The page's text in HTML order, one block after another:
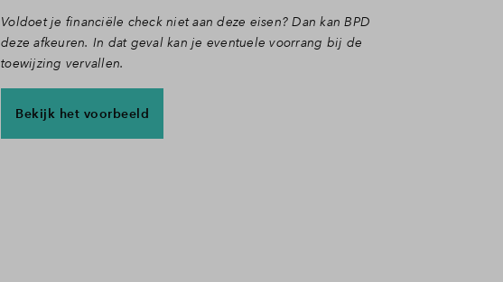
Voldoet je financiële check niet aan deze eisen? Dan kan BPD
deze afkeuren. In dat geval kan je eventuele voorrang bij de
toewijzing vervallen.
Bekijk het voorbeeld